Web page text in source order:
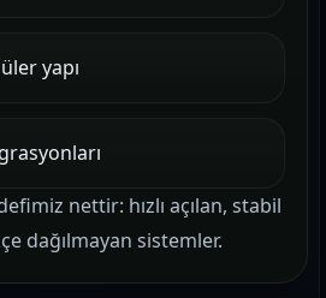
yapı
nettir: hızlı açılan, stabil
dağılmayan sistemler.